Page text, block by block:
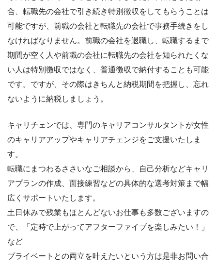
合、転職先の会社で引き続き特別徴収をしてもらうことは
可能ですが、前職の会社と転職先の会社で事務手続きをし
なければなりません。前職の会社を退職し、転職するまで
期間が空く人や前職の会社に転職先の会社を知られたくな
い人は特別徴収ではなく、普通徴収で納付することも可能
です。ですが、その際はきちんと納税期間を把握し、忘れ
ないように納税しましょう。
キャリチェンでは、専門のキャリアコンサルタントが女性
のキャリアアップやキャリアチェンジをご支援いたしま
す。
転職にまつわるささいなご相談から、自己分析などキャリ
アプランの作成、面接練習などの具体的な選考対策まで幅
広くサポートいたします。
土日休みで残業もほとんどないお仕事も多数ございますの
で、「定時で上がってアフターファイブを楽しみたい！」
など
プライベートとの両立を叶えたいという方は是非お問い合